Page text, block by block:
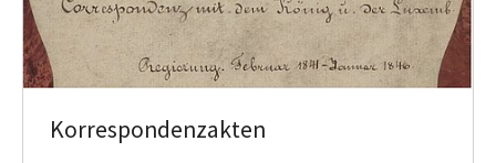
Korrespondenzakten